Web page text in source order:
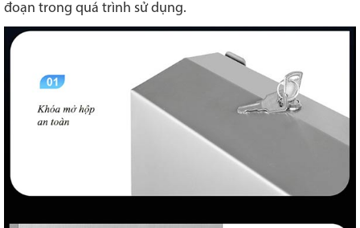
đoạn trong quá trình sử dụng.